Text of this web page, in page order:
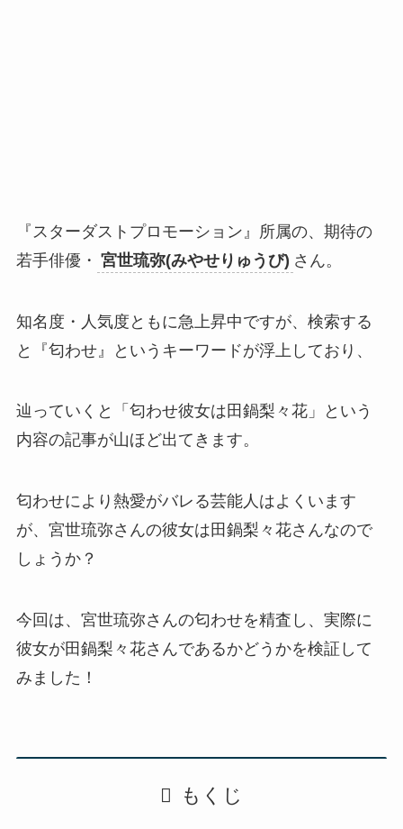
『スターダストプロモーション』所属の、期待の
若手俳優・ 宮世琉弥(みやせりゅうび) さん。
知名度・人気度ともに急上昇中ですが、検索する
と『匂わせ』というキーワードが浮上しており、
辿っていくと「匂わせ彼女は田鍋梨々花」という
内容の記事が山ほど出てきます。
匂わせにより熱愛がバレる芸能人はよくいます
が、宮世琉弥さんの彼女は田鍋梨々花さんなので
しょうか？
今回は、 宮世琉弥さんの匂わせを精査し、実際に
彼女が田鍋梨々花さんであるかどうかを検証して
みました！
もくじ